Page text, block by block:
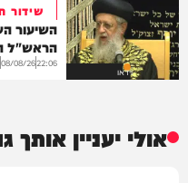
וידאו
שידור
השיעור
הראש"ל
22:06
08/08/26
אולי יעניין אותך